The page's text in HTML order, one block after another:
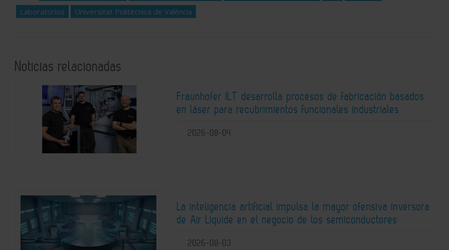
Laboratorios
Universitat Politècnica de València
Noticias relacionadas
Fraunhofer ILT desarrolla procesos de fabricación basados
en láser para recubrimientos funcionales industriales
2026-08-04
La inteligencia artificial impulsa la mayor ofensiva inversora
de Air Liquide en el negocio de los semiconductores
2026-08-03